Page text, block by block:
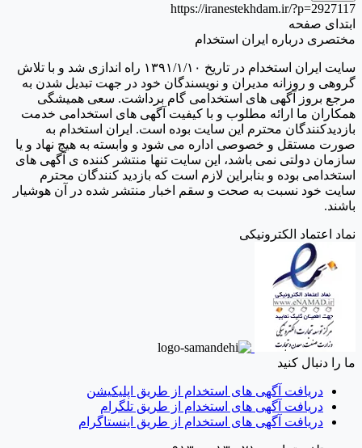
https://iranestekhdam.ir/?p=2927117
ابتدای صفحه
مختصری درباره ایران استخدام
سایت ایران استخدام در تاریخ ۱۳۹۱/۱/۱۰ راه اندازی شد و با تلاش
گروهی و روزانه مدیران و نویسندگان خود در جهت تبدیل شدن به
مرجع بروز آگهی های استخدامی گام برداشت. سعی همیشگی
همکاران ما ارائه مطلوب و با کیفیت آگهی های استخدامی خدمت
بازدیدکنندگان محترم این سایت بوده است. ایران استخدام به
صورت مستقل و خصوصی اداره می شود و وابسته به هیچ نهاد و یا
سازمان دولتی نمی باشد، این سایت تنها منتشر کننده ی آگهی های
استخدامی بوده و بنابراین لازم است که بازدید کنندگان محترم
سایت خود نسبت به صحت و سقم اخبار منتشر شده در آن هوشیار
باشند.
نماد اعتماد الکترونیکی
ما را دنبال کنید
دریافت آگهی های استخدام از طریق اپلیکیشن
دریافت آگهی های استخدام از طریق تلگرام
دریافت آگهی های استخدام از طریق اینستاگرام